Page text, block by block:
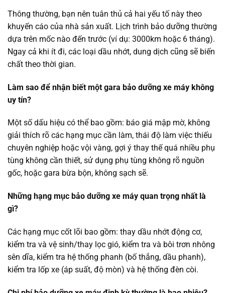
Thông thường, bạn nên tuân thủ cả hai yếu tố này theo
khuyến cáo của nhà sản xuất. Lịch trình bảo dưỡng thường
dựa trên mốc nào đến trước (ví dụ: 3000km hoặc 6 tháng).
Ngay cả khi ít đi, các loại dầu nhớt, dung dịch cũng sẽ biến
chất theo thời gian.
Làm sao để nhận biết một gara bảo dưỡng xe máy không
uy tín?
Một số dấu hiệu có thể bao gồm: báo giá mập mờ, không
giải thích rõ các hạng mục cần làm, thái độ làm việc thiếu
chuyên nghiệp hoặc vội vàng, gợi ý thay thế quá nhiều phụ
tùng không cần thiết, sử dụng phụ tùng không rõ nguồn
gốc, hoặc gara bừa bộn, không sạch sẽ.
Những hạng mục bảo dưỡng xe máy quan trọng nhất là
gì?
Các hạng mục cốt lõi bao gồm: thay dầu nhớt động cơ,
kiểm tra và vệ sinh/thay lọc gió, kiểm tra và bôi trơn nhông
sên dĩa, kiểm tra hệ thống phanh (bố thắng, dầu phanh),
kiểm tra lốp xe (áp suất, độ mòn) và hệ thống đèn còi.